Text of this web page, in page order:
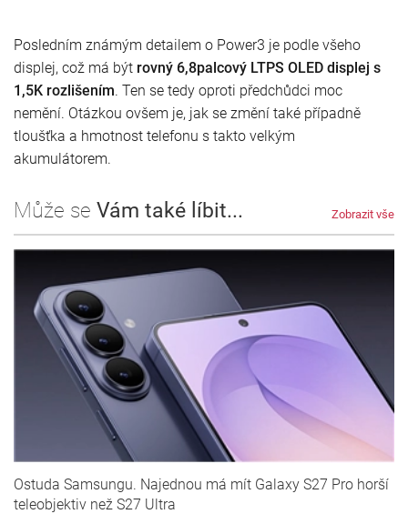
Posledním známým detailem o Power3 je podle všeho
displej, což má být rovný 6,8palcový LTPS OLED displej s
1,5K rozlišením. Ten se tedy oproti předchůdci moc
nemění. Otázkou ovšem je, jak se změní také případně
tloušťka a hmotnost telefonu s takto velkým
akumulátorem.
Může se Vám také líbit... Zobrazit vše
Ostuda Samsungu. Najednou má mít Galaxy S27 Pro horší
teleobjektiv než S27 Ultra